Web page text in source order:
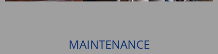
MAINTENANCE